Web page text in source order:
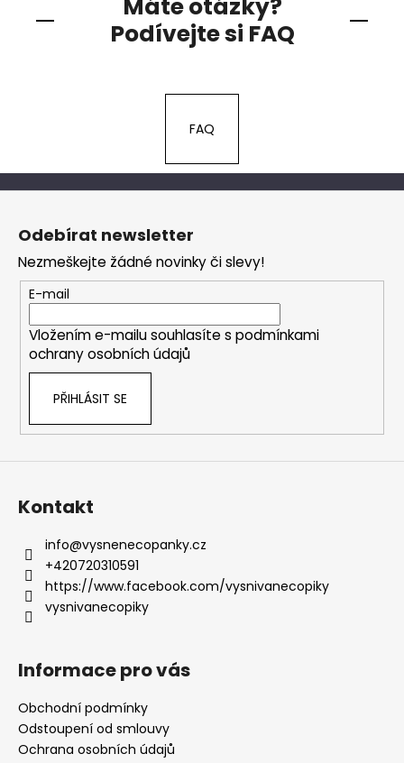
Máte otázky?
Podívejte si FAQ
FAQ
Z
Odebírat newsletter
Nezmeškejte žádné novinky či slevy!
E-mail
Vložením e-mailu souhlasíte s podmínkami
ochrany osobních údajů
PŘIHLÁSIT SE
Kontakt
info@vysnenecopanky.cz
+420720310591
https://www.facebook.com/vysnivanecopiky
vysnivanecopiky
Informace pro vás
Obchodní podmínky
Odstoupení od smlouvy
Ochrana osobních údajů